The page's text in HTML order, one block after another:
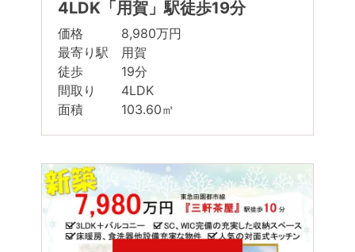
4LDK「用賀」駅徒歩19分
価格 8,980万円
最寄り駅 用賀
徒歩 19分
間取り 4LDK
面積 103.60㎡